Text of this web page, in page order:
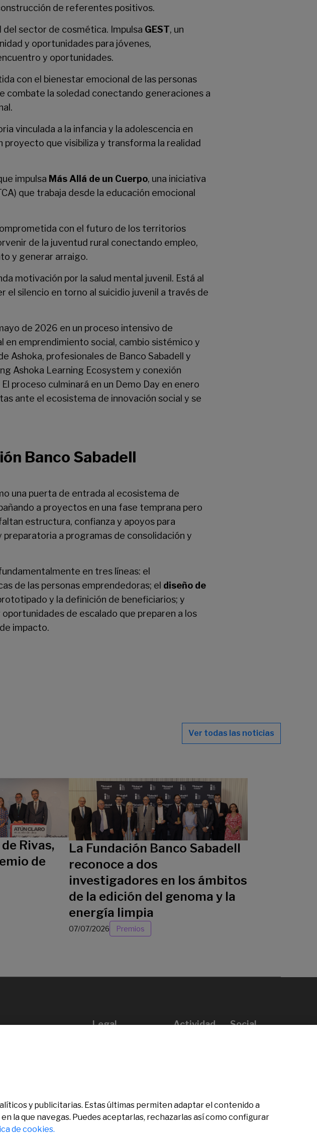
de referentes positivos.
sector de cosmética. Impulsa GEST, un
y oportunidades para jóvenes,
y oportunidades.
con el bienestar emocional de las personas
combate la soledad conectando generaciones a
vinculada a la infancia y la adolescencia en
proyecto que visibiliza y transforma la realidad
impulsa Más Allá de un Cuerpo, una iniciativa
que trabaja desde la educación emocional
con el futuro de los territorios
de la juventud rural conectando empleo,
y generar arraigo.
motivación por la salud mental juvenil. Está al
el silencio en torno al suicidio juvenil a través de
de 2026 en un proceso intensivo de
en emprendimiento social, cambio sistémico y
Ashoka, profesionales de Banco Sabadell y
Ashoka Learning Ecosystem y conexión
proceso culminará en un Demo Day en enero
ante el ecosistema de innovación social y se
Banco Sabadell
una puerta de entrada al ecosistema de
a proyectos en una fase temprana pero
estructura, confianza y apoyos para
a programas de consolidación y
en tres líneas: el
de las personas emprendedoras; el diseño de
y la definición de beneficiarios; y
de escalado que preparen a los
impacto.
Ver todas las noticias
Rivas,
de
La Fundación Banco Sabadell
reconoce a dos
investigadores en los ámbitos
de la edición del genoma y la
energía limpia
07/07/2026 Premios
Legal Actividad Social
y publicitarias. Estas últimas permiten adaptar el contenido a
la que navegas. Puedes aceptarlas, rechazarlas así como configurar
de cookies.